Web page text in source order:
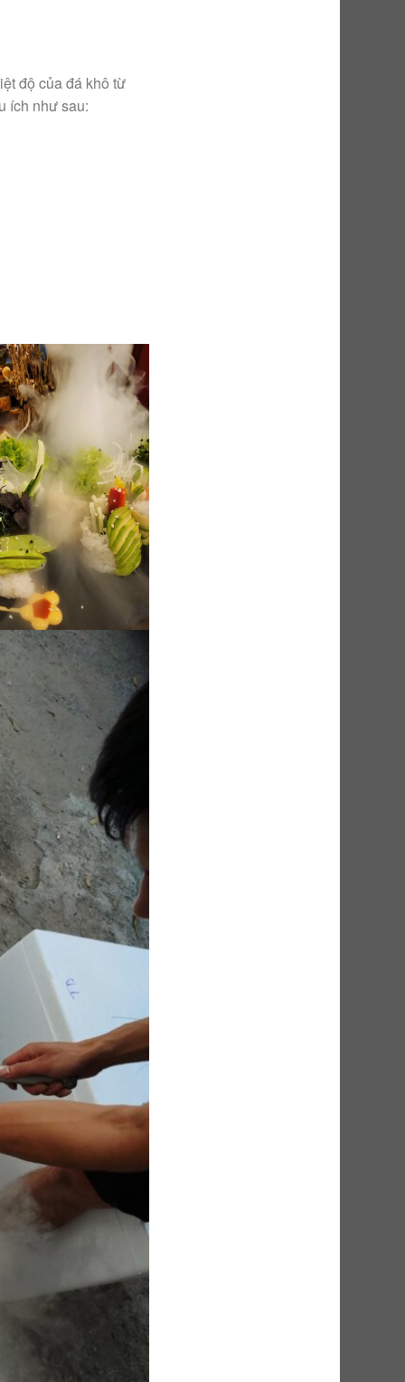
độ của đá khô từ
ích như sau: